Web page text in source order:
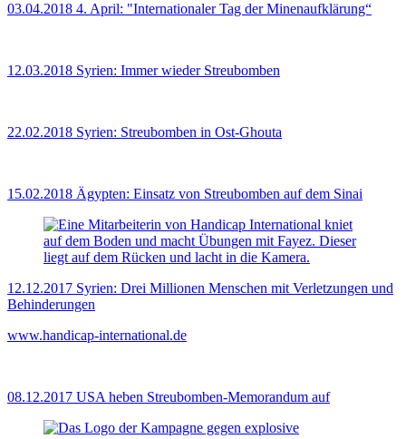
03.04.2018 4. April: "Internationaler Tag der Minenaufklärung“
12.03.2018 Syrien: Immer wieder Streubomben
22.02.2018 Syrien: Streubomben in Ost-Ghouta
15.02.2018 Ägypten: Einsatz von Streubomben auf dem Sinai
12.12.2017 Syrien: Drei Millionen Menschen mit Verletzungen und
Behinderungen
www.handicap-international.de
08.12.2017 USA heben Streubomben-Memorandum auf